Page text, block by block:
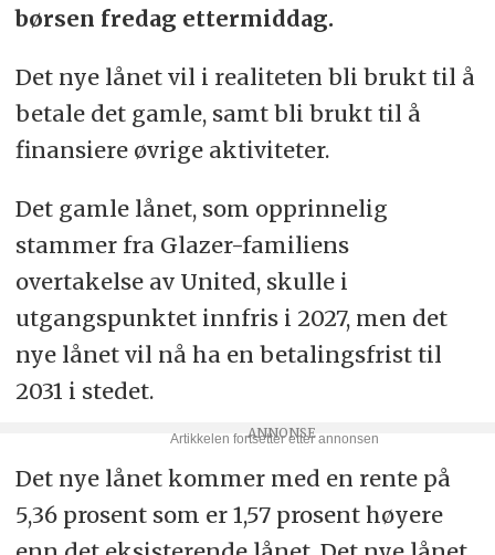
børsen fredag ettermiddag.
Det nye lånet vil i realiteten bli brukt til å
betale det gamle, samt bli brukt til å
finansiere øvrige aktiviteter.
Det gamle lånet, som opprinnelig
stammer fra Glazer-familiens
overtakelse av United, skulle i
utgangspunktet innfris i 2027, men det
nye lånet vil nå ha en betalingsfrist til
2031 i stedet.
Det nye lånet kommer med en rente på
5,36 prosent som er 1,57 prosent høyere